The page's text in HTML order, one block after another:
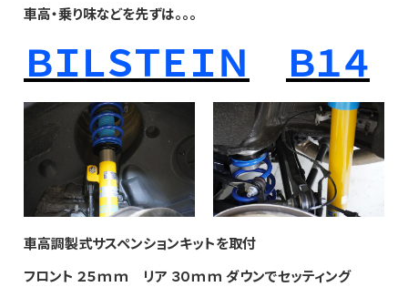
車高・乗り味などを先ずは。。。
ＢＩＬＳＴＥＩＮ Ｂ１４
車高調製式サスペンションキットを取付
フロント ２５ｍｍ リア ３０ｍｍ ダウンでセッティング